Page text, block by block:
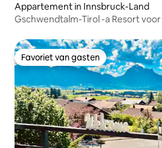
Appartement in Innsbruck-Land
Gschwendtalm-Tirol -a Resort voor
Favoriet van gasten
Favoriet van gasten